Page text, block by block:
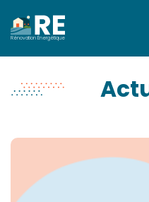
Rénovation Énergétique